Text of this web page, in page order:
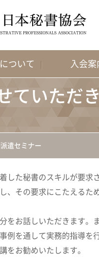
ついて 入会
ていただ
遣セミナー
した秘書のスキルが要求
、その要求にこたえるた
をお話しいただきます
例を通して実務的指導を
お勧めいたします。